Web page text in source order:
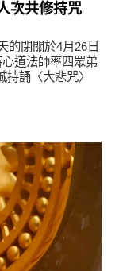
次共修持咒
的閉關於4月26日
道法師率四眾弟
誦〈大悲咒〉
學習分享